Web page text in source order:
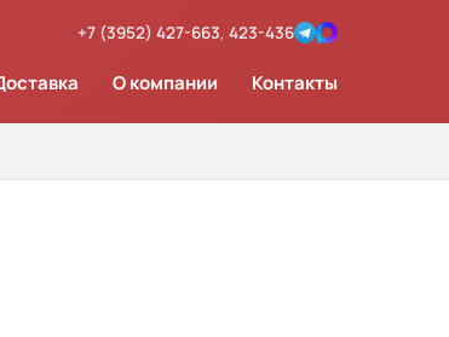
+7 (3952) 427-663, 423-436
О компании Контакты